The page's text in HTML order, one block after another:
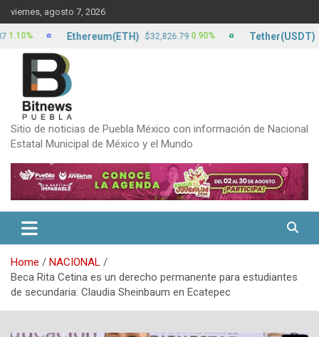
Skip
to
content
viernes, agosto 7, 2026
Sitio de noticias de Puebla México con información de Nacional
Estatal Municipal de México y el Mundo
Home
NACIONAL
Beca Rita Cetina es un derecho permanente para estudiantes
de secundaria: Claudia Sheinbaum en Ecatepec
Ethereum(ETH) $32,826.79 0.90% Tether(USDT)